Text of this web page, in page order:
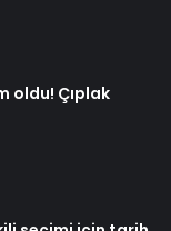
oldu! Çıplak